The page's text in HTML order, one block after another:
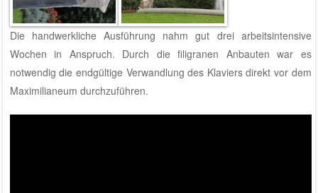
Die handwerkliche Ausführung nahm gut drei arbeitsintensive
Wochen in Anspruch. Durch die filigranen Anbauten war es
notwendig die endgültige Verwandlung des Klaviers direkt vor dem
Maximilianeum durchzuführen.